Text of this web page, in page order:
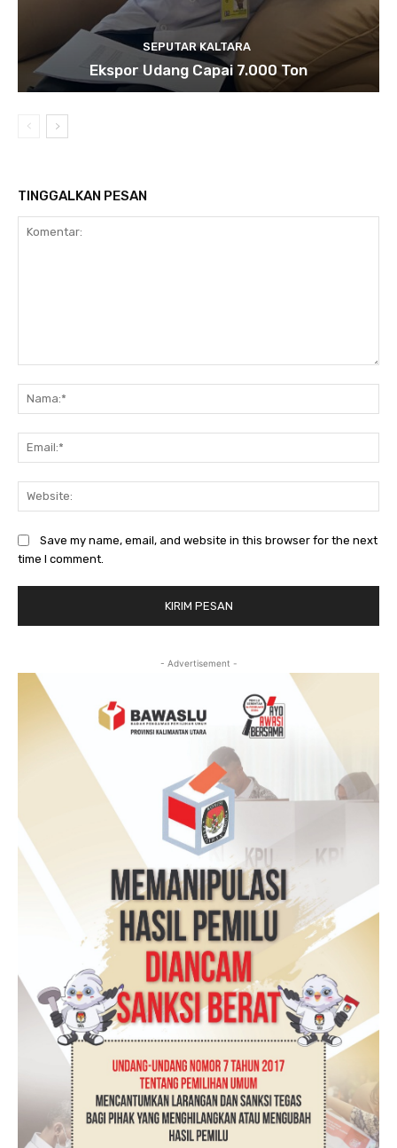
SEPUTAR KALTARA
Ekspor Udang Capai 7.000 Ton
TINGGALKAN PESAN
Save my name, email, and website in this browser for the next
time I comment.
- Advertisement -